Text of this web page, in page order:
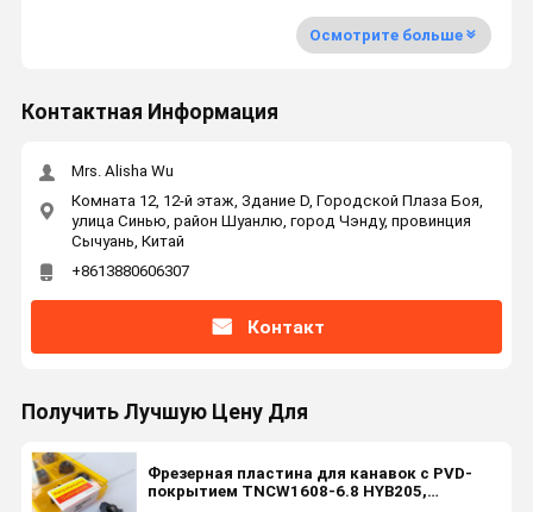
Осмотрите больше
Контактная Информация
Mrs. Alisha Wu
Комната 12, 12-й этаж, Здание D, Городской Плаза Боя,
улица Синью, район Шуанлю, город Чэнду, провинция
Сычуань, Китай
+8613880606307
Контакт
Получить Лучшую Цену Для
Фрезерная пластина для канавок с PVD-
покрытием TNCW1608-6.8 HYB205,